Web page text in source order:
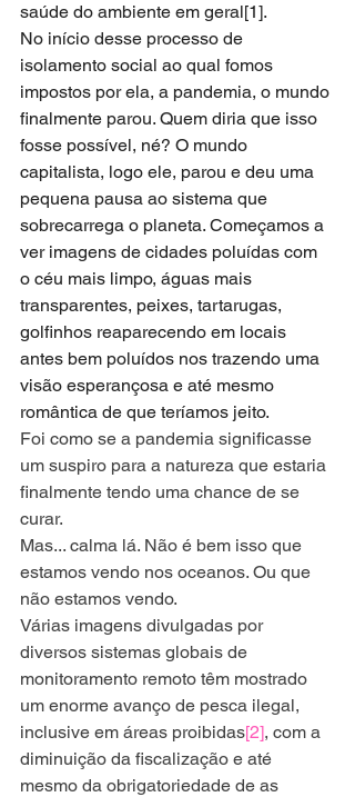
saúde do ambiente em geral[1].
No início desse processo de
isolamento social ao qual fomos
impostos por ela, a pandemia, o mundo
finalmente parou. Quem diria que isso
fosse possível, né? O mundo
capitalista, logo ele, parou e deu uma
pequena pausa ao sistema que
sobrecarrega o planeta. Começamos a
ver imagens de cidades poluídas com
o céu mais limpo, águas mais
transparentes, peixes, tartarugas,
golfinhos reaparecendo em locais
antes bem poluídos nos trazendo uma
visão esperançosa e até mesmo
romântica de que teríamos jeito.
Foi como se a pandemia significasse
um suspiro para a natureza que estaria
finalmente tendo uma chance de se
curar.
Mas... calma lá. Não é bem isso que
estamos vendo nos oceanos. Ou que
não estamos vendo.
Várias imagens divulgadas por
diversos sistemas globais de
monitoramento remoto têm mostrado
um enorme avanço de pesca ilegal,
inclusive em áreas proibidas[2], com a
diminuição da fiscalização e até
mesmo da obrigatoriedade de as